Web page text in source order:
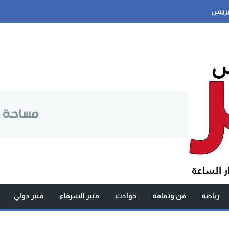
رياضة فن وثقافة حوادث منبر الشرفاء منبر دولي